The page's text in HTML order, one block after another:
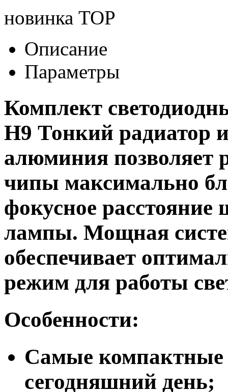
новинка TOP
Описание
Параметры
Комплект
H9 Тонкий радиатор
алюминия позволяет
чипы максимально
фокусное расстояние
лампы. Мощная
обеспечивает
режим для работы
Особенности:
Самые компактные
сегодняшний день;